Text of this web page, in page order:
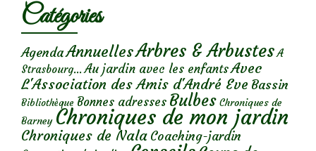
Catégories
AgendaAnnuellesArbres & Arbustes A
Strasbourg... Au jardin avec les enfantsAvec
L'Association des Amis d'André Eve Bassin
Bibliothèque Bonnes adresses Bulbes Chroniques de
Barney Chroniques de mon jardin
Chroniques de Nala Coaching-jardin